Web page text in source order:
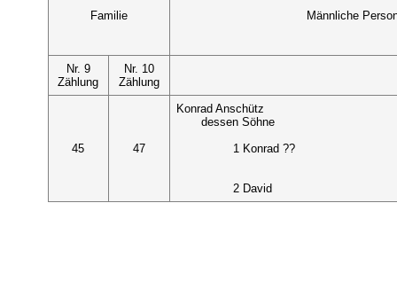
Familie Männliche
Nr. 9
Zählung
Nr. 10
Zählung
45 47
Konrad Anschütz
dessen Söhne
1 Konrad ??
2 David